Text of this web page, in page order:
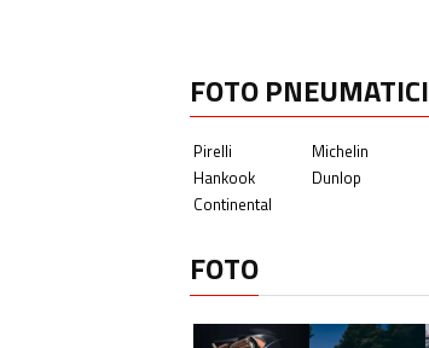
FOTO PNEUMATICI
Pirelli Michelin
Hankook
Dunlop
Continental
FOTO